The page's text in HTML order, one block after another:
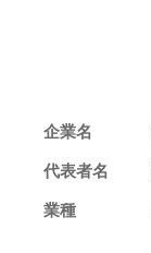
企業名
代表者名
業種